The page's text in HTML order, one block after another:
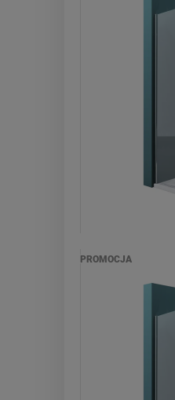
PROMOCJA